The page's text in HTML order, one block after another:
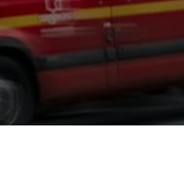
ont eu lieu ce